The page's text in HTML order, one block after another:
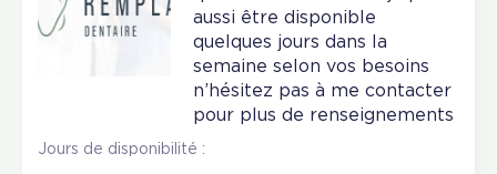
aussi être disponible
quelques jours dans la
semaine selon vos besoins
n’hésitez pas à me contacter
pour plus de renseignements
Jours de disponibilité :